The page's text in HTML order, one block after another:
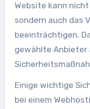
Website kann
sondern auch das
beeinträchtigen.
gewählte Anbieter
Einige wichtige
bei einem